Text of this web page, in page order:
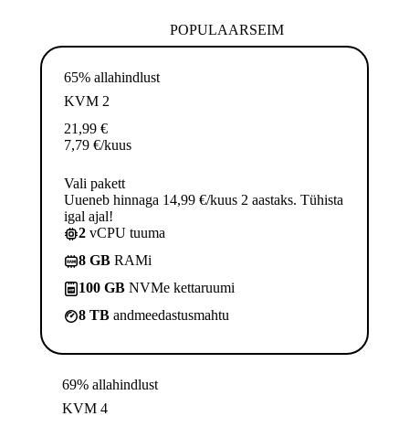
POPULAARSEIM
65% allahindlust
KVM 2
21,99 €
7,79 €/kuus
Vali pakett
Uueneb hinnaga 14,99 €/kuus 2 aastaks. Tühista
igal ajal!
2 vCPU tuuma
8 GB RAMi
100 GB NVMe kettaruumi
8 TB andmeedastusmahtu
69% allahindlust
KVM 4